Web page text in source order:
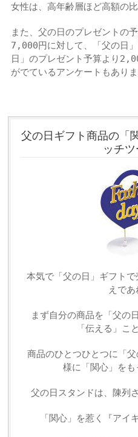
女性は、高年齢層ほど高額の
また、父の日のプレゼントの
7,000円に対して、「父の日
日」のプレゼント予算より
がでているアンケートもありま
父の日ギフト商品の「
ッチツ
本気で「父の日」ギフト
えであ
まず自分の商品を「父の
「伝える」こ
商品のひとつひとつに「
様に「関心」をも
父の日スタンドは、陳列
「関心」を惹く『アイ